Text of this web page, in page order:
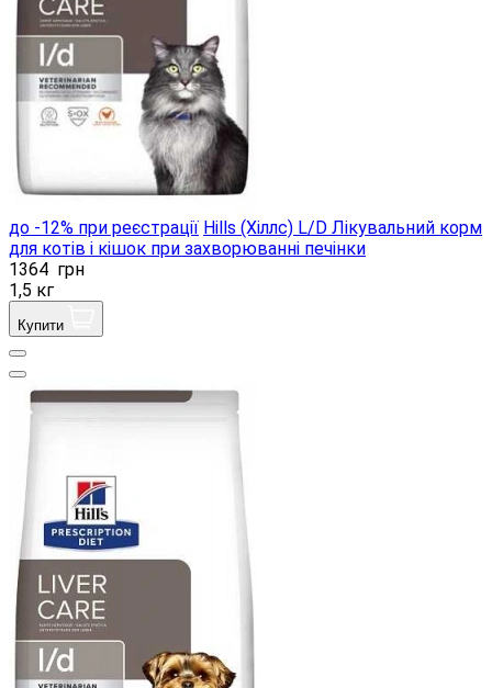
до -12% при реєстрації Hills (Хіллс) L/D Лікувальний корм
для котів і кішок при захворюванні печінки
1364 грн
1,5 кг
Купити